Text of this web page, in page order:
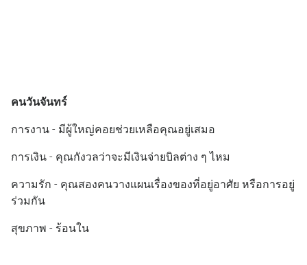
คนวันจันทร์
การงาน - มีผู้ใหญ่คอยช่วยเหลือคุณอยู่เสมอ
การเงิน - คุณกังวลว่าจะมีเงินจ่ายบิลต่าง ๆ ไหม
ความรัก - คุณสองคนวางแผนเรื่องของที่อยู่อาศัย หรือการอยู่
ร่วมกัน
สุขภาพ - ร้อนใน